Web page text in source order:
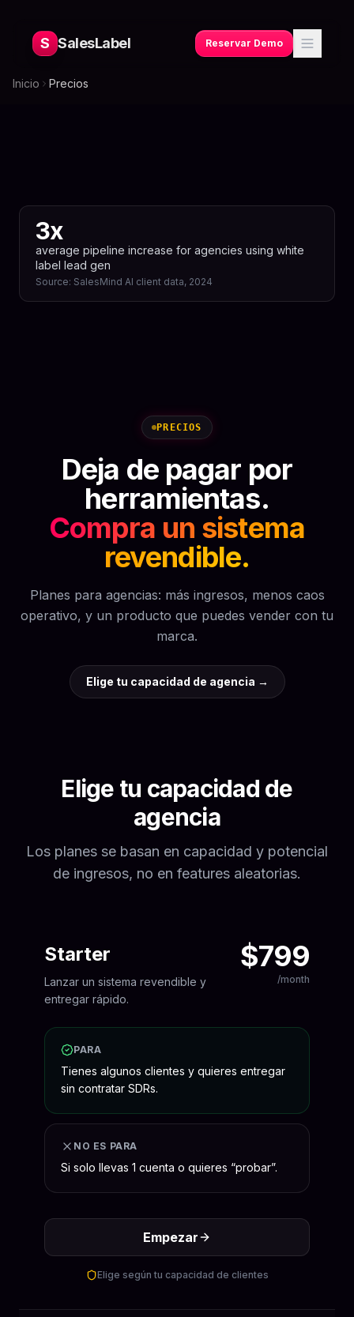
S SalesLabel Reservar Demo
Inicio Precios
3x
average pipeline increase for agencies using white
label lead gen
Source: SalesMind AI client data, 2024
PRECIOS
Deja de pagar por
herramientas.
Compra un sistema
revendible.
Planes para agencias: más ingresos, menos caos
operativo, y un producto que puedes vender con tu
marca.
Elige tu capacidad de agencia →
Elige tu capacidad de
agencia
Los planes se basan en capacidad y potencial
de ingresos, no en features aleatorias.
Starter
Lanzar un sistema revendible y
entregar rápido.
$799
/month
PARA
Tienes algunos clientes y quieres entregar
sin contratar SDRs.
NO ES PARA
Si solo llevas 1 cuenta o quieres “probar”.
Empezar
Elige según tu capacidad de clientes